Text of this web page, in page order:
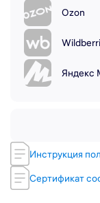
Инструкция
Сертификат
Ozon
Яндекс